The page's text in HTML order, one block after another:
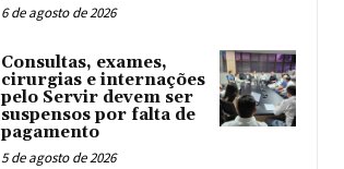
6 de agosto de 2026
Consultas, exames,
cirurgias e internações
pelo Servir devem ser
suspensos por falta de
pagamento
5 de agosto de 2026